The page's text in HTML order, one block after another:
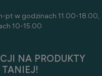
pt w godzinach 11.00-18.00,
10-15.00
NA PRODUKTY